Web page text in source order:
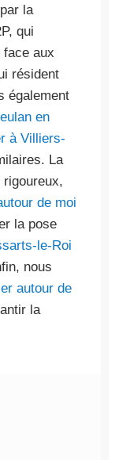
la
qui
aux
résident
également
en
à Villiers-
La
rigoureux,
de moi
la pose
le-Roi
nous
autour de
la